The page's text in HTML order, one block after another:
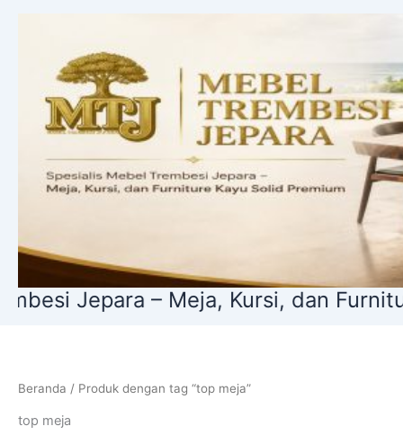
– Meja, Kursi, dan Furniture Kayu
Beranda / Produk dengan tag “top meja”
top meja